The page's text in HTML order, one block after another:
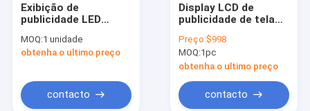
Exibição de
publicidade LED
solar com 1500-2000
nit de luz solar
LiFePO4 e proteção
IP55
MOQ:1 unidade
obtenha o ultimo preço
contacto
Display LCD de
publicidade de tela
43 a 75 polegadas
com 2500 nits de
brilho e ângulo de
visão de 178°/178°
Preço:$998
MOQ:1pc
obtenha o ultimo preço
contacto